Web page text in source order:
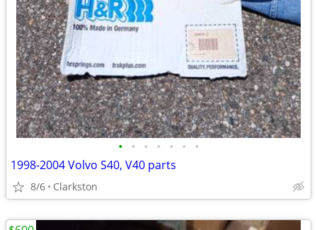
• • • • • • •
1998-2004 Volvo S40, V40 parts
8/6 Clarkston